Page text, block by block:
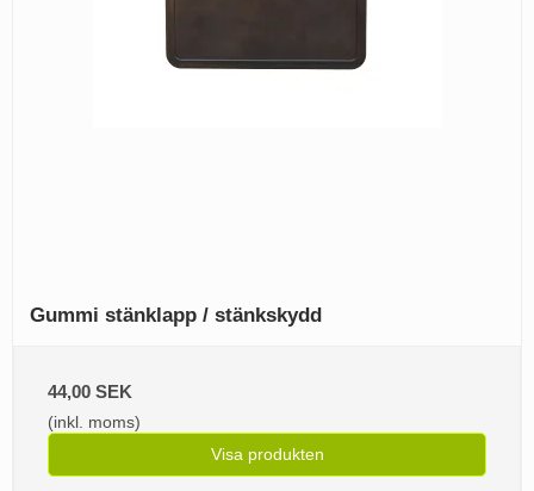
Gummi stänklapp / stänkskydd
44,00 SEK
(inkl. moms)
Visa produkten